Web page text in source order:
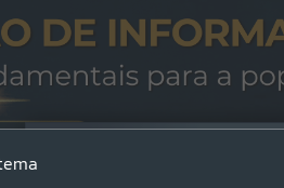
Por favor,
Erro